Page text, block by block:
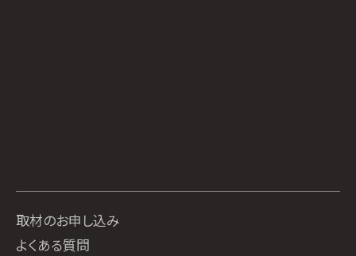
取材のお申し込み
よくある質問